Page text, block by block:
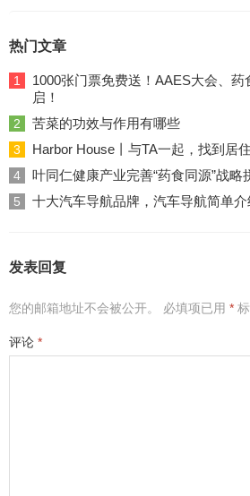
热门文章
1
1000张门票免费送！AAES大会、
启！
2 苦菜的功效与作用有哪些
3 Harbor House丨与TA一起，找到居
4 叶同仁健康产业完善“药食同源”战
5 十大汽车导航品牌，汽车导航简单介
发表回复
您的邮箱地址不会被公开。 必填项已用 *
评论 *